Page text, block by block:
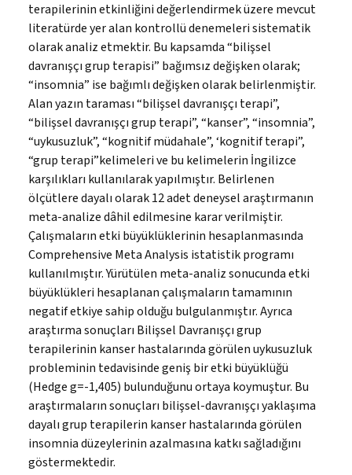
terapilerinin etkinliğini değerlendirmek üzere mevcut
literatürde yer alan kontrollü denemeleri sistematik
olarak analiz etmektir. Bu kapsamda “bilişsel
davranışçı grup terapisi” bağımsız değişken olarak;
“insomnia” ise bağımlı değişken olarak belirlenmiştir.
Alan yazın taraması “bilişsel davranışçı terapi”,
“bilişsel davranışçı grup terapi”, “kanser”, “insomnia”,
“uykusuzluk”, “kognitif müdahale”, ‘kognitif terapi”,
“grup terapi”kelimeleri ve bu kelimelerin İngilizce
karşılıkları kullanılarak yapılmıştır. Belirlenen
ölçütlere dayalı olarak 12 adet deneysel araştırmanın
meta-analize dâhil edilmesine karar verilmiştir.
Çalışmaların etki büyüklüklerinin hesaplanmasında
Comprehensive Meta Analysis istatistik programı
kullanılmıştır. Yürütülen meta-analiz sonucunda etki
büyüklükleri hesaplanan çalışmaların tamamının
negatif etkiye sahip olduğu bulgulanmıştır. Ayrıca
araştırma sonuçları Bilişsel Davranışçı grup
terapilerinin kanser hastalarında görülen uykusuzluk
probleminin tedavisinde geniş bir etki büyüklüğü
(Hedge g=-1,405) bulunduğunu ortaya koymuştur. Bu
araştırmaların sonuçları bilişsel-davranışçı yaklaşıma
dayalı grup terapilerin kanser hastalarında görülen
insomnia düzeylerinin azalmasına katkı sağladığını
göstermektedir.